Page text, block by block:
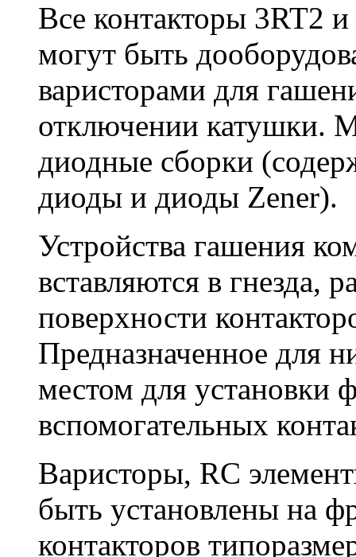
Все контакторы 3RT2
могут быть
варисторами для
отключении катушки.
диодные сборки
диоды и диоды Zener).
Устройства гашения
вставляются в гнезда,
поверхности
Предназначенное для
местом для установки
вспомогательных
Варисторы, RC
быть установлены на
контакторов